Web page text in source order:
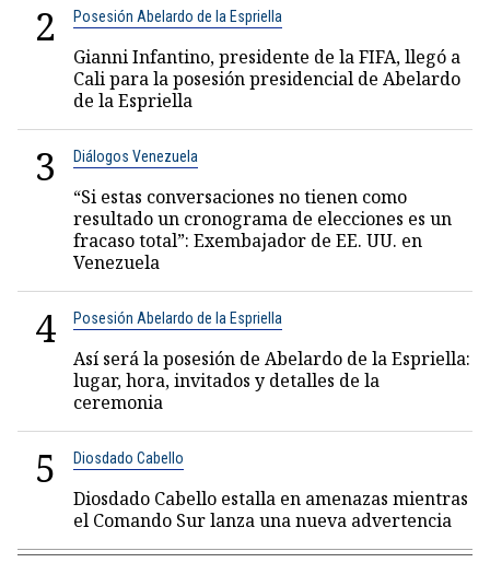
2 Posesión Abelardo de la Espriella
Gianni Infantino, presidente de la FIFA, llegó a
Cali para la posesión presidencial de Abelardo
de la Espriella
3 Diálogos Venezuela
“Si estas conversaciones no tienen como
resultado un cronograma de elecciones es un
fracaso total”: Exembajador de EE. UU. en
Venezuela
4 Posesión Abelardo de la Espriella
Así será la posesión de Abelardo de la Espriella:
lugar, hora, invitados y detalles de la
ceremonia
5 Diosdado Cabello
Diosdado Cabello estalla en amenazas mientras
el Comando Sur lanza una nueva advertencia